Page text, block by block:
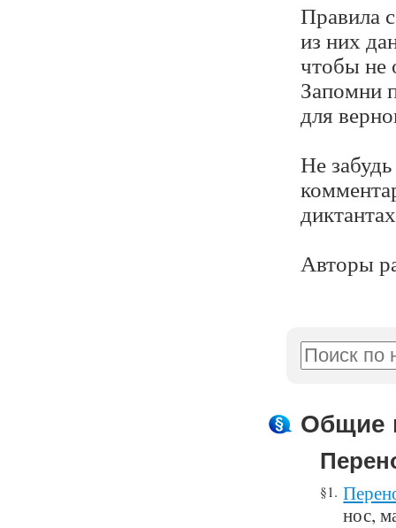
Правила
из них
чтобы не
Запомни
для
Не
Авторы
Общие
§1.
нос,